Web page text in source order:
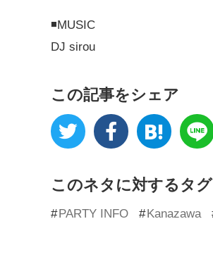
◾️MUSIC
DJ sirou
この記事をシェア
このネタに対するタグ
PARTY INFO Kanazawa